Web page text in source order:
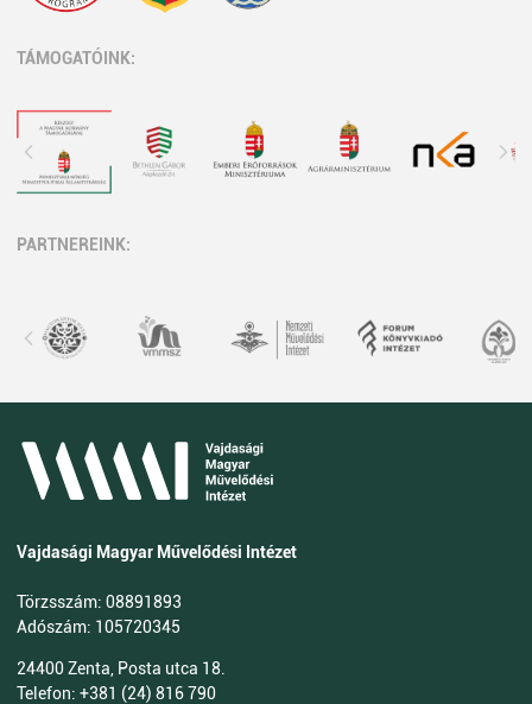
TÁMOGATÓINK:
PARTNEREINK:
Vajdasági Magyar Művelődési Intézet
Törzsszám: 08891893
Adószám: 105720345
24400 Zenta, Posta utca 18.
Telefon: +381 (24) 816 790